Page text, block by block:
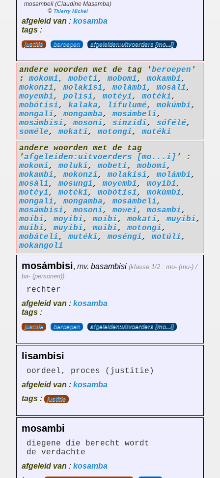
mosambeli (Claudine Masamba)
© Thierry Michel
afgeleid van : kosamba
tags :
justitie beroepen afgeleiden:uitvoerders [mo...i]
andere woorden met de tag 'beroepen '
:mokomi,mobeti,mobomi,mokambi,
mokonzi,molakisi,molámbi,mosáli,
moyembi, polísi,motéyi,motéki,
mobótisi, kalaka, lífulumé,mokúmbi,
mongali,mongamba,mosámbeli,
mosámbisi,mosoni, sinzidi, sófélé,
soméle,mokati,motongi,mutéki
andere woorden met de tag
'afgeleiden:uitvoerders [mo...i] ' :
mokomi,moluki,mobeti,mobomi,
mokambi,mokonzi,molakisi,molámbi,
mosáli,mosungi,moyembi,moyíbi,
motéyi,motéki,mobótisi,mokúmbi,
mongali,mongamba,mosámbeli,
mosámbisi,mosoni,mowei,mosambi,
moíbi,moyibi,moíbi,mokati,muyibi,
muibi,muyibi,muibi,motongi,
mobáteli,mutéki,moséngi,motúli,
mokangoli
mosámbisi, mv. basambisi (klasse 1/2 : mo- (mu-) /
ba- (personen))
rechter
afgeleid van : kosamba
tags :
justitie beroepen afgeleiden:uitvoerders [mo...i]
lisambisi
oordeel, proces (justitie)
afgeleid van : kosamba
tags :
justitie
mosambi
diegene die berecht wordt
de verdachte
afgeleid van : kosamba